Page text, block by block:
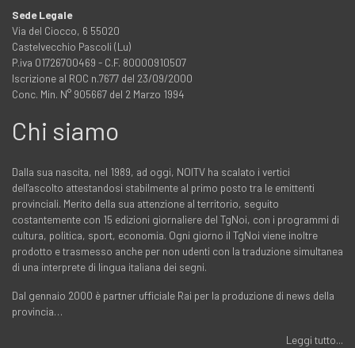
Sede Legale
Via del Ciocco, 6 55020
Castelvecchio Pascoli (Lu)
P.iva 01726700469 - C.F. 80000910507
Iscrizione al ROC n.7677 del 23/09/2000
Conc. Min. N° 905667 del 2 Marzo 1994
Chi siamo
Dalla sua nascita, nel 1989, ad oggi, NOITV ha scalato i vertici
dell'ascolto attestandosi stabilmente al primo posto tra le emittenti
provinciali. Merito della sua attenzione al territorio, seguito
costantemente con 15 edizioni giornaliere del TgNoi, con i programmi di
cultura, politica, sport, economia. Ogni giorno il TgNoi viene inoltre
prodotto e trasmesso anche per non udenti con la traduzione simultanea
di una interprete di lingua italiana dei segni.
Dal gennaio 2000 è partner ufficiale Rai per la produzione di news della
provincia…
Leggi tutto...